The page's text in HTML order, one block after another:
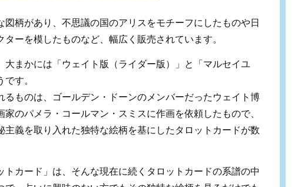
柄があり、不思議の国のアリスをモチーフにしたものや日
ーを模したものなど、幅広く販売されています。
大まかには「ウェイト版（ライダー版）」と「マルセイユ
す。
るものは、ゴールデン・ドーンのメンバーだったウェイト博
のパメラ・コールマン・スミスに作画を依頼したもので、
主義を取り入れた独特な絵柄を基にしたタロットカードが数
トカード」は、そんな現在に続くタロットカードの系譜の中